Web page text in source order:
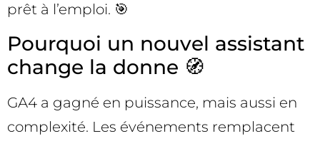
prêt à l’emploi. 🎯
Pourquoi un nouvel assistant
change la donne 🧭
GA4 a gagné en puissance, mais aussi en
complexité. Les événements remplacent